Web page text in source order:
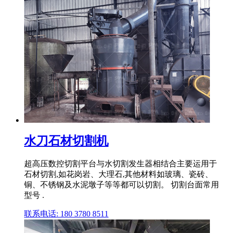
水刀石材切割机
超高压数控切割平台与水切割发生器相结合主要运用于
石材切割,如花岗岩、大理石,其他材料如玻璃、瓷砖、
铜、不锈钢及水泥墩子等等都可以切割。 切割台面常用
型号 .
联系电话: 180 3780 8511